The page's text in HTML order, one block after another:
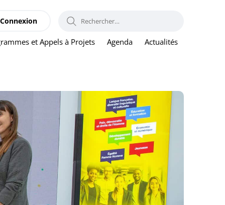
et Appels à Projets Agenda Actualités
Connexion RECHERCHER :